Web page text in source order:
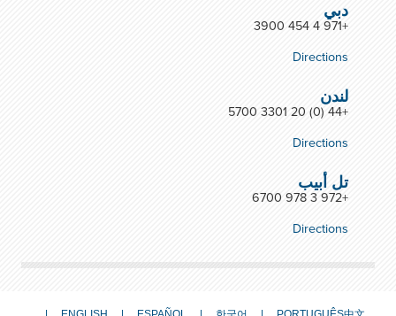
دبي
+971 4 454 3900
Directions
لندن
+44 (0) 20 3301 5700
Directions
تل أبيب
+972 3 978 6700
Directions